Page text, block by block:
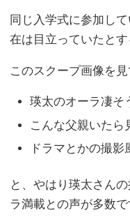
同じ入学式に参加し
在は目立っていたとす
このスクープ画像を見
瑛太のオーラ凄そ
こんな父親いたら
ドラマとかの撮影
と、やはり瑛太さん
ラ満載との声が多数で